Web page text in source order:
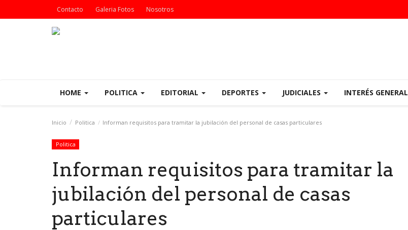
Contacto Galeria Fotos Nosotros
HOME POLITICA EDITORIAL DEPORTES JUDICIALES INTERÉS GENERAL
Inicio Politica Informan requisitos para tramitar la jubilación del personal de casas particulares
Politica
Informan requisitos para tramitar la
jubilación del personal de casas
particulares